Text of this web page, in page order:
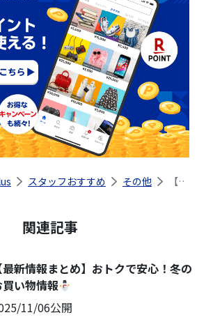
スタッフおすすめ その他 【イベントレポート】楽天ラクマ、AACDと連携強化！ ブランド品における偽造品対策の専門研修で、安心・安全なフリマ体験をさらに追求
関連記事
最新情報まとめ】おトクで安心！冬の
買い物情報
11/06公開